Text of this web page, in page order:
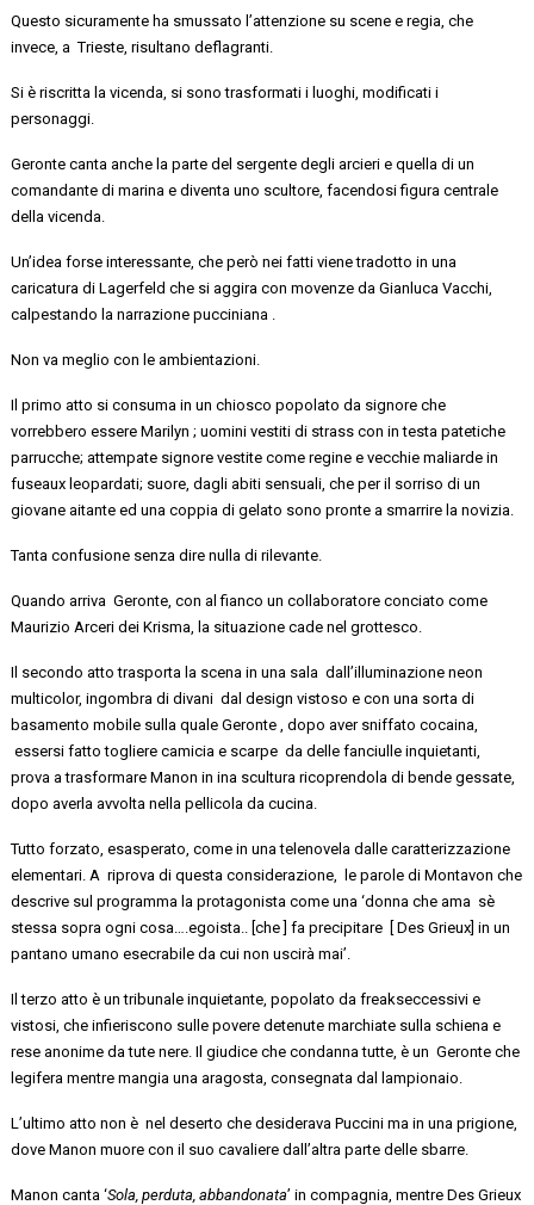
Questo sicuramente ha smussato l’attenzione su scene e regia, che
invece,a Trieste, risultano deflagranti.
Si è riscritta la vicenda, si sono trasformati i luoghi, modificati i
personaggi.
Geronte canta anche la parte del sergente degli arcieri e quella di un
comandante di marina e diventa uno scultore, facendosi figura centrale
della vicenda.
Un’idea forse interessante, che però nei fatti viene tradotto in una
caricatura di Lagerfeld che si aggira con movenze da Gianluca Vacchi,
calpestando la narrazionepucciniana .
Non va meglio con le ambientazioni.
Il primo atto si consumain un chiosco popolato da signore che
vorrebbero essere Marilyn; uominivestiti di strasscon in testa patetiche
parrucche;attempate signorevestite come regine e vecchie maliarde in
fuseaux leopardati; suore,dagli abiti sensuali,che per il sorriso di un
giovane aitante ed una coppia di gelato sono pronte a smarrire la novizia.
Tanta confusione senza dire nulla di rilevante.
Quando arriva Geronte,conal fianco un collaboratoreconciato come
Maurizio Arceri deiKrisma, la situazione cade nelgrottesco.
Il secondo atto trasporta la scena in una sala dall’illuminazione neon
multicolor, ingombra di divani dal design vistoso e con una sorta di
basamento mobile sulla quale Geronte, dopo aver sniffatococaina,
essersi fatto togliere camicia e scarpe da delle fanciulle inquietanti,
prova a trasformare Manon in ina scultura ricoprendola di bende gessate,
dopo averla avvolta nella pellicola da cucina.
Tutto forzato, esasperato,comein unatelenovela dalle caratterizzazione
elementari. A riprova di questa considerazione, le parole di Montavon che
descrive sul programma la protagonista comeuna ‘donna che ama sè
stessa sopra ogni cosa….egoista.. [che ] fa precipitare [Des Grieux] in un
pantano umano esecrabile da cui non uscirà mai’.
Il terzo atto è untribunaleinquietante, popolato da freakseccessivi e
vistosi, che infieriscono sullepovere detenute marchiate sulla schiena e
rese anonime da tute nere. Il giudice che condanna tutte, èunGeronte che
legifera mentre mangia una aragosta, consegnata dal lampionaio.
L’ultimo atto nonè nel deserto che desiderava Puccini ma inuna prigione,
dove Manon muorecon il suocavaliere dall’altra parte delle sbarre.
Manon canta ‘Sola, perduta,abbandonata’ in compagnia, mentreDes Grieux